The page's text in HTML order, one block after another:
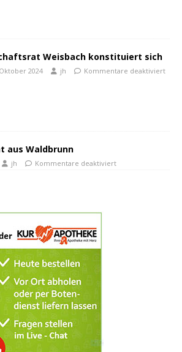
Weisbach konstituiert sich
2024 jh Kommentare deaktiviert
aus Waldbrunn
jh Kommentare deaktiviert